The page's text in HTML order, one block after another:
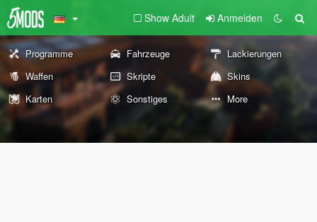
Show Adult Anmelden
Programme Fahrzeuge
Lackierungen
Waffen
Skripte
Skins
Karten
Sonstiges More